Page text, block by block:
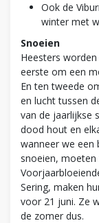
Ook de
winter met
Snoeien
Heesters
eerste om een
En ten tweede
en lucht tussen
van de jaarlijkse
dood hout en
wanneer we een
snoeien, moeten
Sering, maken
voor 21 juni. Ze
de zomer dus.